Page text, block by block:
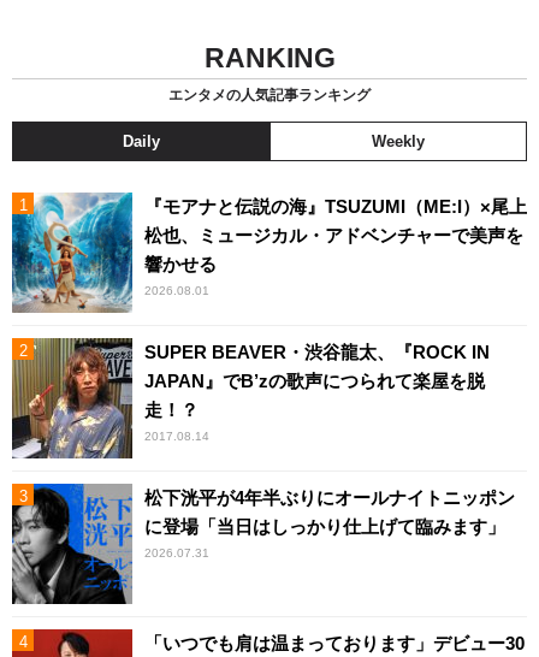
RANKING
エンタメの人気記事ランキング
Daily Weekly
『モアナと伝説の海』TSUZUMI（ME:I）×尾上
松也、ミュージカル・アドベンチャーで美声を
響かせる
2026.08.01
SUPER BEAVER・渋谷龍太、『ROCK IN
JAPAN』でB’zの歌声につられて楽屋を脱
走！？
2017.08.14
松下洸平が4年半ぶりにオールナイトニッポン
に登場「当日はしっかり仕上げて臨みます」
2026.07.31
「いつでも肩は温まっております」デビュー30